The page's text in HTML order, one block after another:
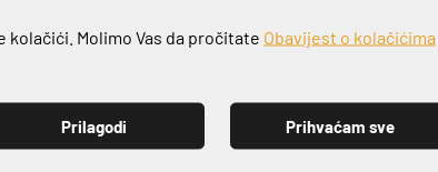
PRIJAVI SE
Molimo Vas da pročitate Obavijest o kolačićima
Prilagodi Prihvaćam sve